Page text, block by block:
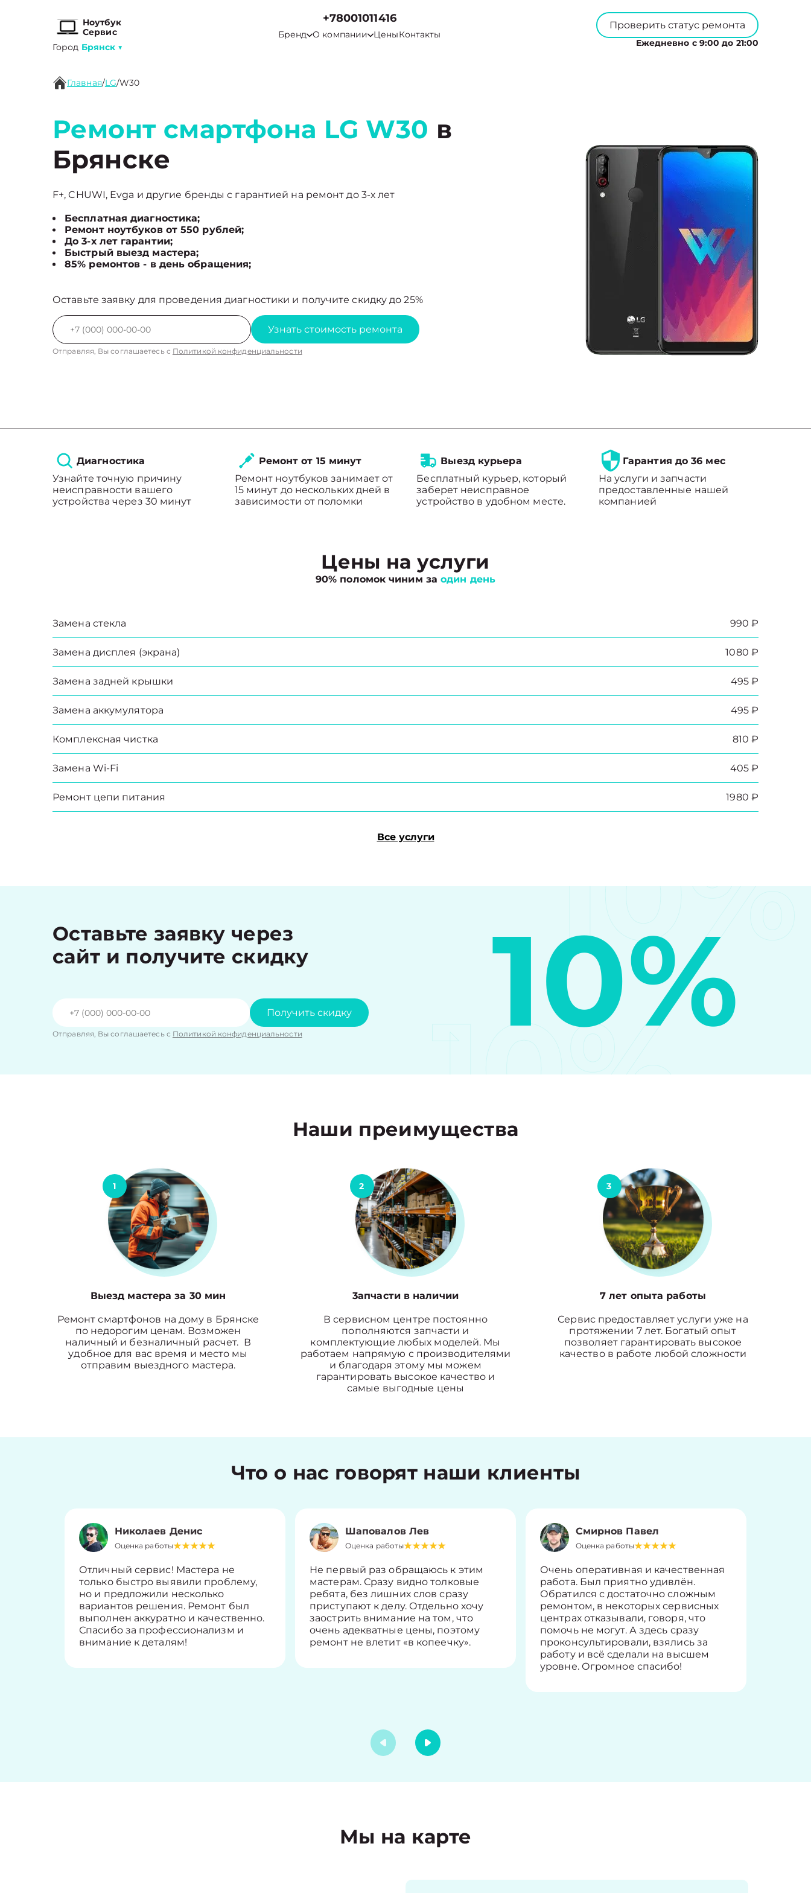
Ноутбук
Сервис
Город Брянск ▼
+78001011416
Бренд О компании ЦеныКонтакты
Проверить статус ремонта
Ежедневно с 9:00 до 21:00
Главная/LG/W30
Ремонт смартфона LG W30 в
Брянске
F+, CHUWI, Evga и другие бренды с гарантией на ремонт до 3-х лет
Бесплатная диагностика;
Ремонт ноутбуков от 550 рублей;
До 3-х лет гарантии;
Быстрый выезд мастера;
85% ремонтов - в день обращения;
Оставьте заявку для проведения диагностики и получите скидку до 25%
Узнать стоимость ремонта
Отправляя, Вы соглашаетесь с Политикой конфиденциальности
Диагностика
Узнайте точную причину
неисправности вашего
устройства через 30 минут
Ремонт от 15 минут
Ремонт ноутбуков занимает от
15 минут до нескольких дней в
зависимости от поломки
Выезд курьера
Бесплатный курьер, который
заберет неисправное
устройство в удобном месте.
Гарантия до 36 мес
На услуги и запчасти
предоставленные нашей
компанией
Цены на услуги
90% поломок чиним заодин день
Замена стекла 990 ₽
Замена дисплея (экрана) 1080 ₽
Замена задней крышки 495 ₽
Замена аккумулятора 495 ₽
Комплексная чистка 810 ₽
Замена Wi-Fi 405 ₽
Ремонт цепи питания 1980 ₽
Все услуги
Оставьте заявку через
сайт и получите скидку
Получить скидку
Отправляя, Вы соглашаетесь с Политикой конфиденциальности 10%
10%
10%
Наши преимущества
1
Выезд мастера за 30 мин
Ремонт смартфонов на дому в Брянске
по недорогим ценам. Возможен
наличный и безналичный расчет. В
удобное для вас время и место мы
отправим выездного мастера.
2
3апчасти в наличии
В сервисном центре постоянно
пополняются запчасти и
комплектующие любых моделей. Мы
работаем напрямую с производителями
и благодаря этому мы можем
гарантировать высокое качество и
самые выгодные цены
3
7 лет опыта работы
Сервис предоставляет услуги уже на
протяжении 7 лет. Богатый опыт
позволяет гарантировать высокое
качество в работе любой сложности
Что о нас говорят наши клиенты
Николаев Денис
Оценка работы
Отличный сервис! Мастера не
только быстро выявили проблему,
но и предложили несколько
вариантов решения. Ремонт был
выполнен аккуратно и качественно.
Спасибо за профессионализм и
внимание к деталям!
Шаповалов Лев
Оценка работы
Не первый раз обращаюсь к этим
мастерам. Сразу видно толковые
ребята, без лишних слов сразу
приступают к делу. Отдельно хочу
заострить внимание на том, что
очень адекватные цены, поэтому
ремонт не влетит «в копеечку».
Смирнов Павел
Оценка работы
Очень оперативная и качественная
работа. Был приятно удивлён.
Обратился с достаточно сложным
ремонтом, в некоторых сервисных
центрах отказывали, говоря, что
помочь не могут. А здесь сразу
проконсультировали, взялись за
работу и всё сделали на высшем
уровне. Огромное спасибо!
Мы на карте